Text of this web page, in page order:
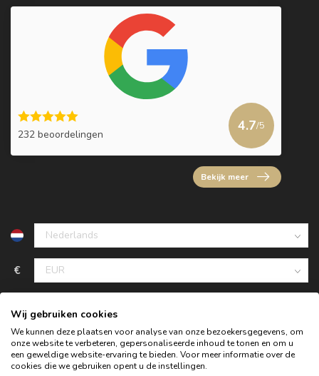
232 beoordelingen
4.7/5
Bekijk meer
€
Wij gebruiken cookies
We kunnen deze plaatsen voor analyse van onze bezoekersgegevens, om
onze website te verbeteren, gepersonaliseerde inhoud te tonen en om u
een geweldige website-ervaring te bieden. Voor meer informatie over de
cookies die we gebruiken opent u de instellingen.